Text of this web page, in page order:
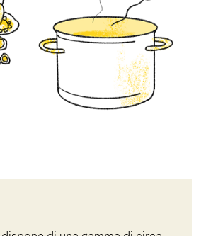
a un periodo di tempo più lungo (ad
è più importante che l'intera
approssimativamente nel tempo
di saltare una dose o un giorno
questo non riduce il successo
semplicemente un po' più tardi. Se
alto livello o, ad esempio, nella